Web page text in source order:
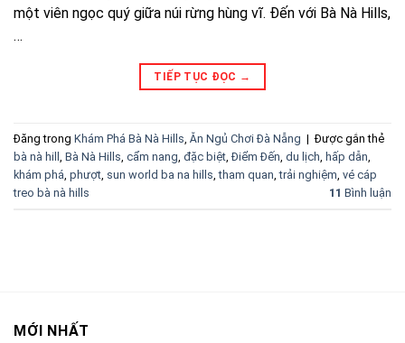
một viên ngọc quý giữa núi rừng hùng vĩ. Đến với Bà Nà Hills,
…
TIẾP TỤC ĐỌC →
Đăng trong Khám Phá Bà Nà Hills Ăn Ngủ Chơi Đà Nẵng | Được gắn thẻ
bà nà hill Bà Nà Hills cẩm nang đặc biệt ,Điểm Đến du lịch hấp dẫn
khám phá phượt sun world ba na hills ,tham quan ,trải nghiệm vé cáp
treo bà nà hills
11 Bình luận
MỚI NHẤT